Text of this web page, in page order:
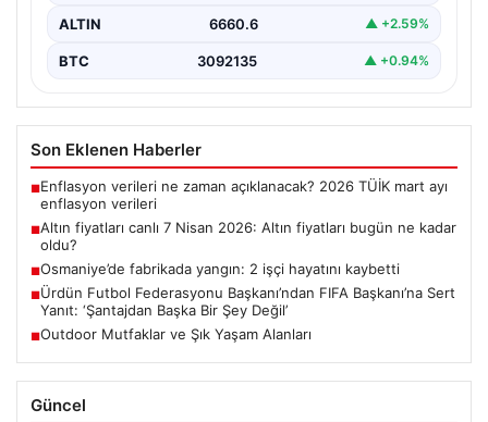
ALTIN 6660.6 ▲ +2.59%
BTC 3092135 ▲ +0.94%
Son Eklenen Haberler
■Enflasyon verileri ne zaman açıklanacak? 2026 TÜİK mart ayı
enflasyon verileri
■Altın fiyatları canlı 7 Nisan 2026: Altın fiyatları bugün ne kadar
oldu?
■Osmaniye’de fabrikada yangın: 2 işçi hayatını kaybetti
■Ürdün Futbol Federasyonu Başkanı’ndan FIFA Başkanı’na Sert
Yanıt: ‘Şantajdan Başka Bir Şey Değil’
■Outdoor Mutfaklar ve Şık Yaşam Alanları
Güncel